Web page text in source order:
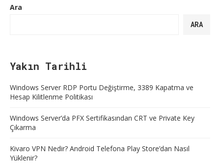
Ara
ARA
Yakın Tarihli
Windows Server RDP Portu Değiştirme, 3389 Kapatma ve
Hesap Kilitlenme Politikası
Windows Server’da PFX Sertifikasından CRT ve Private Key
Çıkarma
Kivaro VPN Nedir? Android Telefona Play Store’dan Nasıl
Yüklenir?